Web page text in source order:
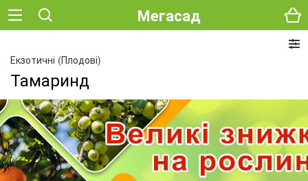
Мегасад
Екзотичні (Плодові)
Тамаринд